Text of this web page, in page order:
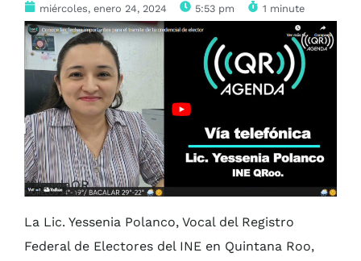
miércoles, enero 24, 2024 5:53 pm 1 minute
AgendaQR
La Lic. Yessenia Polanco, Vocal del Registro
Federal de Electores del INE en Quintana Roo,